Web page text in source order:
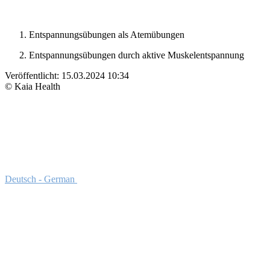
Entspannungsübungen als Atemübungen
Entspannungsübungen durch aktive Muskelentspannung
Veröffentlicht: 15.03.2024 10:34
© Kaia Health
Deutsch - German